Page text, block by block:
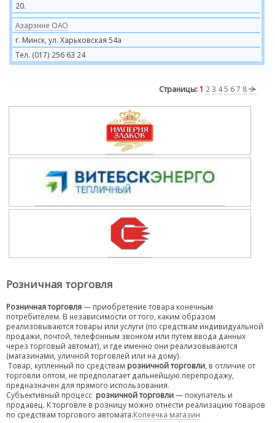
20.
Азарэнне ОАО
г. Минск, ул. Харьковская 54а
Тел. (017) 256 63 24
Страницы: 1 2 3 45 67 8
Розничная торговля
Розничная торговля— приобретение товара конечным
потребителем. В независимости от того, каким образом
реализовываются товары или услуги (по средствам индивидуальной
продажи, почтой, телефонным звонком или путем ввода данных
через торговый автомат), и где именно они реализовываются
(магазинами, уличной торговлей или на дому).
Товар, купленный по средствам розничной торговли , в отличие от
торговли оптом, не предполагает дальнейшую перепродажу,
предназначен для прямого использования.
Субъективный процесс розничной торговли— покупатель и
продавец. К торговле в розницу можно отнести реализацию товаров
по средствам торгового автомата.Копеечка магазин